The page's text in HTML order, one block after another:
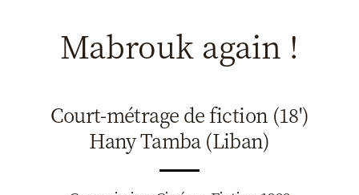
Catalogue
Clap ACP
Accès pro
Mabrouk again !
Court-métrage de fiction (18')
Hany Tamba (Liban)